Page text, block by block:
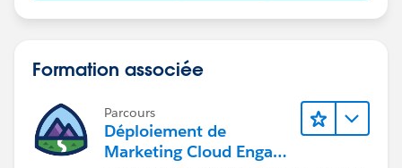
Formation associée
Parcours
Déploiement de
Marketing Cloud Engage